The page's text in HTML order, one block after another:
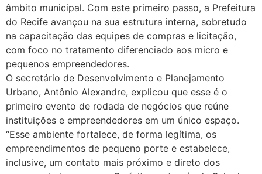
âmbito municipal. Com este primeiro passo, a Prefeitura
do Recife avançou na sua estrutura interna, sobretudo
na capacitação das equipes de compras e licitação,
com foco no tratamento diferenciado aos micro e
pequenos empreendedores.
O secretário de Desenvolvimento e Planejamento
Urbano, Antônio Alexandre, explicou que esse é o
primeiro evento de rodada de negócios que reúne
instituições e empreendedores em um único espaço.
“Esse ambiente fortalece, de forma legítima, os
empreendimentos de pequeno porte e estabelece,
inclusive, um contato mais próximo e direto dos